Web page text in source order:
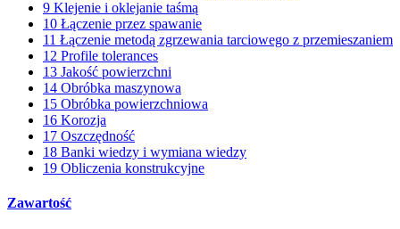
9 Klejenie i oklejanie taśmą
10 Łączenie przez spawanie
11 Łączenie metodą zgrzewania tarciowego z przemieszaniem
12 Profile tolerances
13 Jakość powierzchni
14 Obróbka maszynowa
15 Obróbka powierzchniowa
16 Korozja
17 Oszczędność
18 Banki wiedzy i wymiana wiedzy
19 Obliczenia konstrukcyjne
Zawartość